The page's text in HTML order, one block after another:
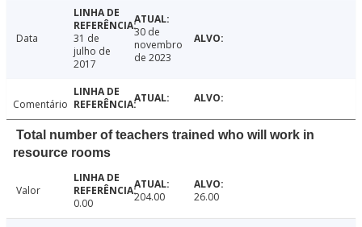
Data
31 de
julho de
2017
30 de
novembro
de 2023
Comentário
Total number of teachers trained who will work in
resource rooms
Valor
0.00
204.00 26.00